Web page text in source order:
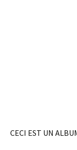
CECI EST UN